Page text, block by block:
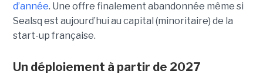
d’année. Une offre finalement abandonnée même si
Sealsq est aujourd’hui au capital (minoritaire) de la
start-up française.
Un déploiement à partir de 2027